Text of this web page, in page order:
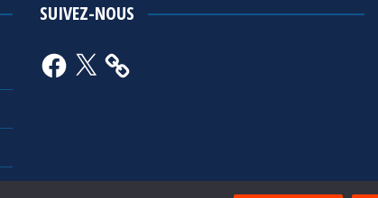
SUIVEZ-NOUS
Facebook
X